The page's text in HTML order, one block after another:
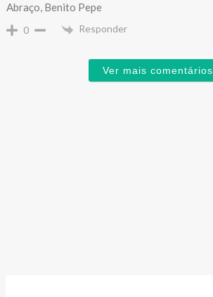
Abraço, Benito Pepe
0 Responder
Ver mais comentários